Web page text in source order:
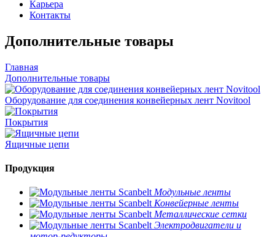
Карьера
Контакты
Дополнительные товары
Главная
Дополнительные товары
Оборудование для соединения конвейерных лент Novitool
Покрытия
Ящичные цепи
Продукция
Модульные ленты
Конвейерные ленты
Металлические сетки
Электродвигатели и